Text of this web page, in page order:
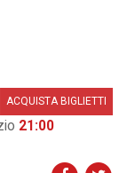
ACQUISTA BIGLIETTI
21:00